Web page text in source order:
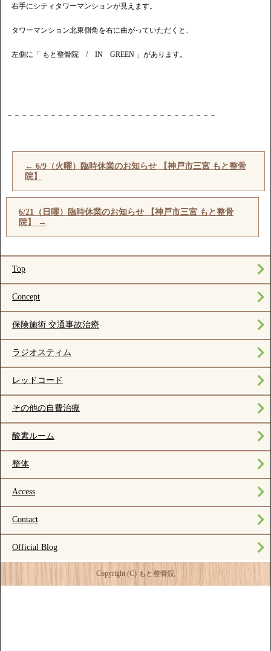
右手にシティタワーマンションが見えます。
タワーマンション北東側角を右に曲がっていただくと、
左側に「 もと整骨院 / IN GREEN 」があります。
－－－－－－－－－－－－－－－－－－－－－－－－－－－－－
← 6/9（火曜）臨時休業のお知らせ 【神戸市三宮 もと整骨
院】
6/21（日曜）臨時休業のお知らせ 【神戸市三宮 もと整骨
院】
→
Top
Concept
保険施術 交通事故治療
ラジオスティム
レッドコード
その他の自費治療
酸素ルーム
整体
Access
Contact
Official Blog
Copyright (C) もと整骨院